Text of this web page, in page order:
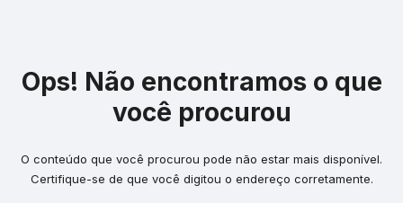
Ops! Não encontramos o que
você procurou
O conteúdo que você procurou pode não estar mais disponível.
Certifique-se de que você digitou o endereço corretamente.